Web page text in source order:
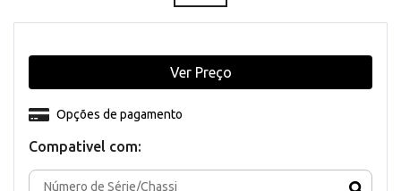
Compativel com:
Opções de pagamento
Ver Preço